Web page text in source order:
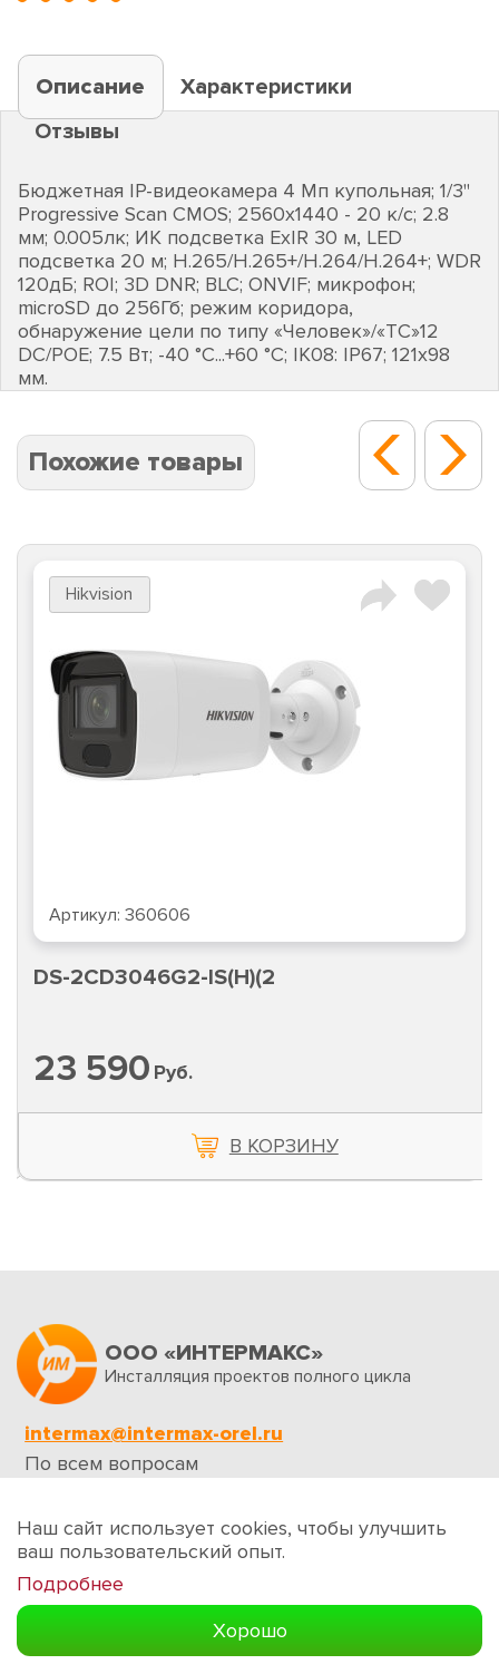
Описание
Характеристики
Отзывы
Бюджетная IP-видеокамера 4 Мп купольная; 1/3"
Progressive Scan CMOS; 2560х1440 - 20 к/с; 2.8
мм; 0.005лк; ИК подсветка EхIR 30 м, LED
подсветка 20 м; H.265/H.265+/H.264/H.264+; WDR
120дБ; ROI; 3D DNR; BLC; ONVIF; микрофон;
microSD до 256Гб; режим коридора,
обнаружение цели по типу «Человек»/«ТС»12
DC/POE; 7.5 Вт; -40 °C...+60 °C; IK08: IP67; 121х98
мм.
Похожие товары
Hikvision
Артикул: 360606
DS-2CD3046G2-IS(H)(2
23 590 Руб.
В КОРЗИНУ
ООО «ИНТЕРМАКС»
Инсталляция проектов полного цикла
intermax@intermax-orel.ru
По всем вопросам
Обратная связь
Наш сайт использует cookies, чтобы улучшить
ваш пользовательский опыт.
Подробнее
Хорошо